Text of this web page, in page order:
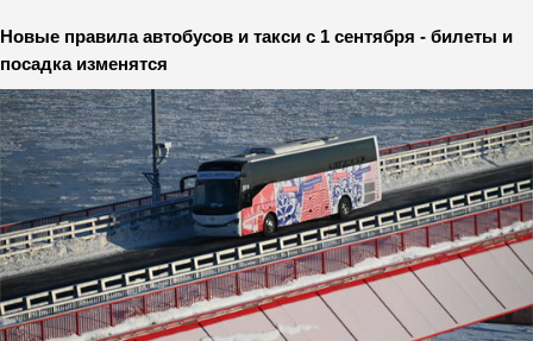
Новые правила автобусов и такси с 1 сентября - билеты и
посадка изменятся